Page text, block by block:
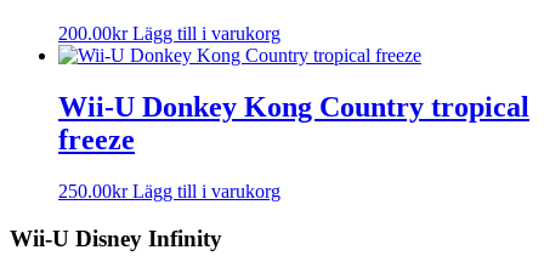
200.00kr Lägg till i varukorg
Wii-U Donkey Kong Country tropical
freeze
250.00kr Lägg till i varukorg
Wii-U Disney Infinity